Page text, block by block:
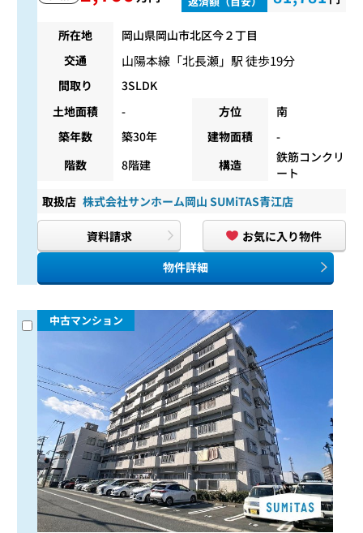
所在地
岡山県岡山市北区今２丁目
交通
山陽本線 「北長瀬」駅 徒歩19分
間取り
3SLDK
土地面積
- 方位
南
築年数
築30年 建物面積
-
階数
8階建 構造
鉄筋コンクリ
ート
取扱店 株式会社サンホーム岡山 SUMiTAS青江店
資料請求
お気に入り物件
物件詳細
中古マンション